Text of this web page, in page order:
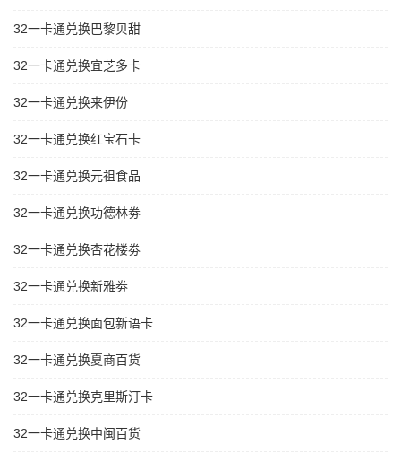
32一卡通兑换巴黎贝甜
32一卡通兑换宜芝多卡
32一卡通兑换来伊份
32一卡通兑换红宝石卡
32一卡通兑换元祖食品
32一卡通兑换功德林劵
32一卡通兑换杏花楼劵
32一卡通兑换新雅劵
32一卡通兑换面包新语卡
32一卡通兑换夏商百货
32一卡通兑换克里斯汀卡
32一卡通兑换中闽百货